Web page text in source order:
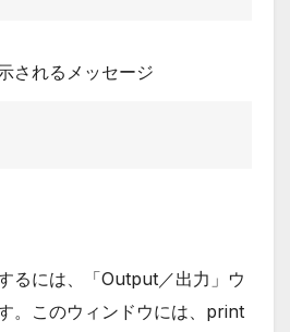
されるメッセージ
るには、「Output／出力」ウ
。このウィンドウには、print